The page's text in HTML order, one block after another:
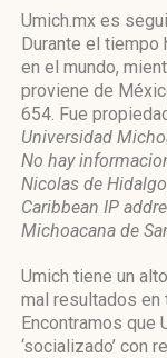
Umich.mx es
Durante el tiempo
en el mundo,
proviene de
654. Fue
Universidad
No hay
Nicolas de Hidalgo
Caribbean IP
Michoacana de
Umich tiene un
mal resultados en
Encontramos que
‘socializado’ con